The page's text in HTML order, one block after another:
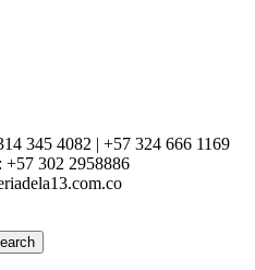
345 4082 | +57 324 666 1169
+57 302 2958886